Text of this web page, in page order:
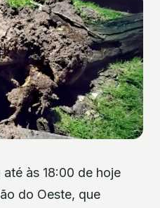
às 18:00 de hoje
do Oeste, que